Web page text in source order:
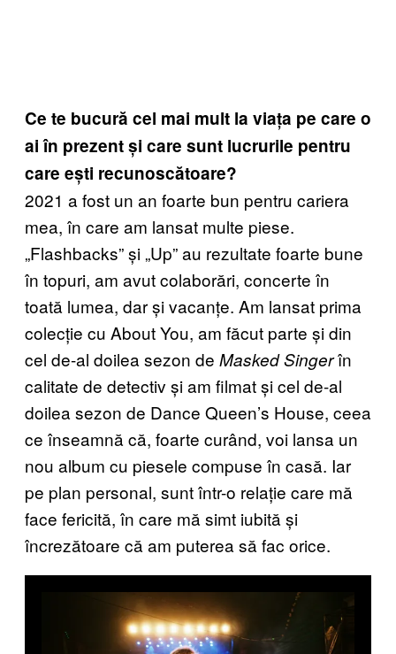
Ce te bucură cel mai mult la viața pe care o
ai în prezent și care sunt lucrurile pentru
care ești recunoscătoare?
2021 a fost un an foarte bun pentru cariera
mea, în care am lansat multe piese.
„Flashbacks” și „Up” au rezultate foarte bune
în topuri, am avut colaborări, concerte în
toată lumea, dar și vacanțe. Am lansat prima
colecție cu About You, am făcut parte și din
cel de-al doilea sezon de Masked Singerîn
calitate de detectiv și am filmat și cel de-al
doilea sezon de Dance Queen’s House, ceea
ce înseamnă că, foarte curând, voi lansa un
nou album cu piesele compuse în casă. Iar
pe plan personal, sunt într-o relație care mă
face fericită, în care mă simt iubită și
încrezătoare că am puterea să fac orice.